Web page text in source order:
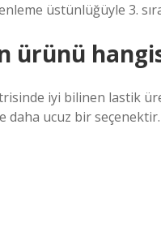
üstünlüğüyle 3.
ürünü
iyi bilinen lastik
daha ucuz bir